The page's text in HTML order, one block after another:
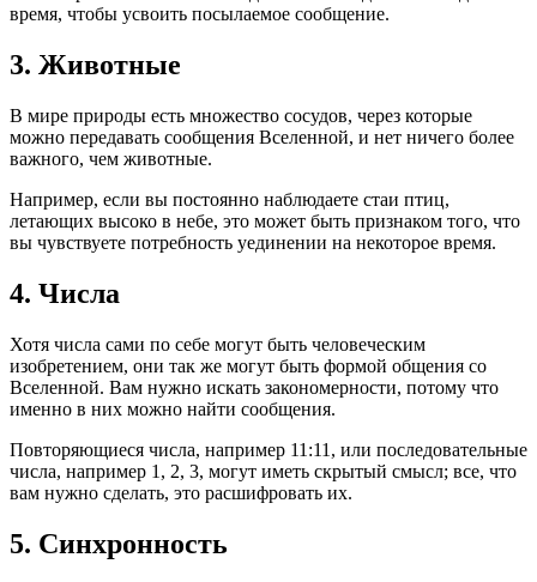
время, чтобы усвоить посылаемое сообщение.
3. Животные
В мире природы есть множество сосудов, через которые
можно передавать сообщения Вселенной, и нет ничего более
важного, чем животные.
Например, если вы постоянно наблюдаете стаи птиц,
летающих высоко в небе, это может быть признаком того, что
вы чувствуете потребность уединении на некоторое время.
4. Числа
Хотя числа сами по себе могут быть человеческим
изобретением, они так же могут быть формой общения со
Вселенной. Вам нужно искать закономерности, потому что
именно в них можно найти сообщения.
Повторяющиеся числа, например 11:11, или последовательные
числа, например 1, 2, 3, могут иметь скрытый смысл; все, что
вам нужно сделать, это расшифровать их.
5. Синхронность